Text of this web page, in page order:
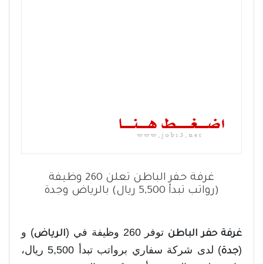
غرفة حفر الباطن تعلن 260 وظيفة
(رواتب تبدأ 5,500 ريال) بالرياض وجدة
غرفة حفر الباطنتوفر 260 وظيفة في ( الرياض) و
(جدة
) لدى شركة سفاري برواتب تبدأ 5,500 ريال،